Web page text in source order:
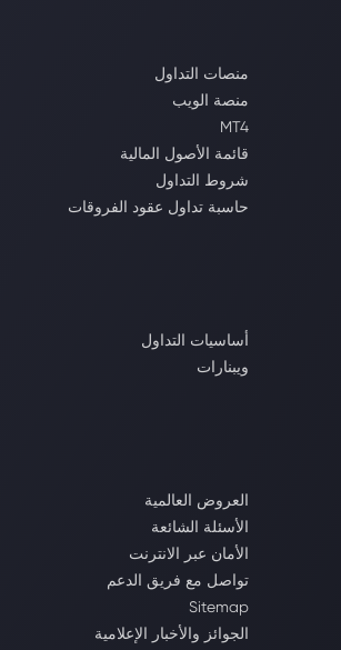
منصات التداول
منصة الويب
MT4
قائمة الأصول المالية
شروط التداول
حاسبة تداول عقود الفروقات
أساسيات التداول
ويبنارات
العروض العالمية
الأسئلة الشائعة
الأمان عبر الانترنت
تواصل مع فريق الدعم
Sitemap
الجوائز والأخبار الإعلامية